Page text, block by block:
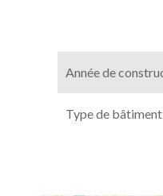
Année de
Type de bâtiment